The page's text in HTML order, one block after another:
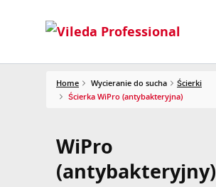
Home Wycieranie do sucha
Ścierki
Ścierka WiPro (antybakteryjna)
WiPro
(antybakteryjny)